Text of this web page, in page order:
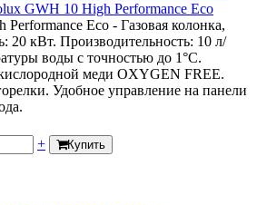
GWH 10 High Performance Eco
Eco - Газовая колонка,
20 кВт. Производительность: 10 л/
воды с точностью до 1°С.
меди OXYGEN FREE.
Удобное управление на панели
+ Купить